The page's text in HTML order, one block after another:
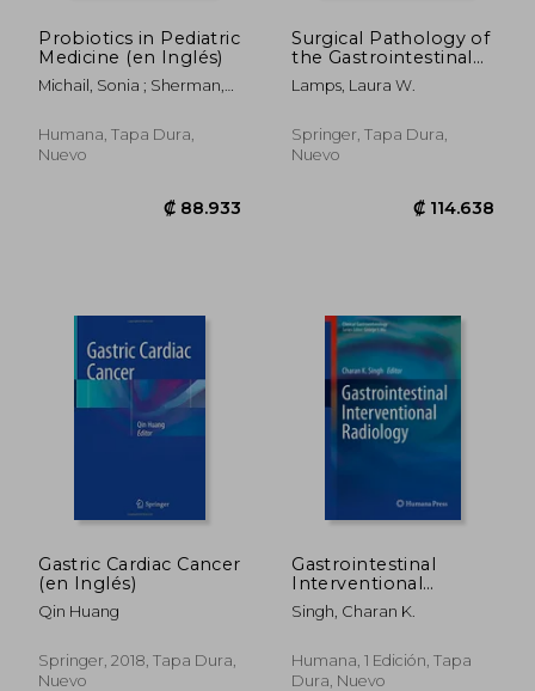
₡ 58.087
Probiotics in Pediatric
Medicine (en Inglés)
Michail, Sonia ; Sherman,
Humana, Tapa Dura,
Nuevo
Surgical Pathology of
the Gastrointestinal
System: Bacterial,
Fungal, Viral, and
(en Inglés)
Lamps, Laura W.
Springer, Tapa Dura,
Nuevo
Gastric Cardiac Cancer
(en Inglés)
Qin Huang
Springer, 2018, Tapa Dura,
Nuevo
Gastrointestinal
Interventional
Radiology (en Inglés)
Singh, Charan K.
Humana, 1 Edición, Tapa
Dura, Nuevo